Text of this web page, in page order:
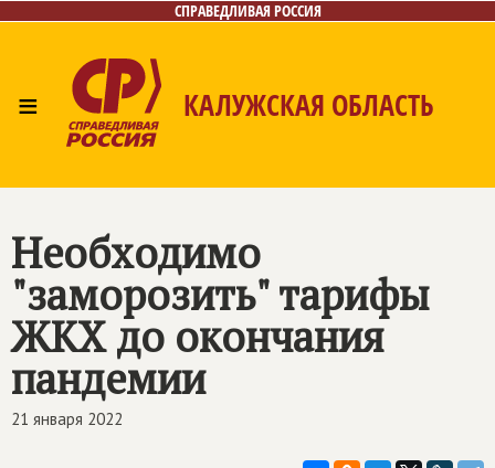
СПРАВЕДЛИВАЯ РОССИЯ
≡ КАЛУЖСКАЯ ОБЛАСТЬ
Необходимо
"заморозить" тарифы
ЖКХ до окончания
пандемии
21 января 2022